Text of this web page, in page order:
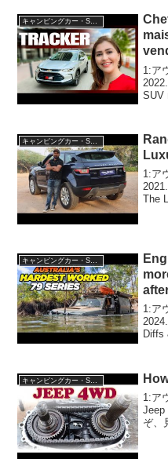
画は
キャンピングカー・SUV人気車種
1:ア
SUV
1:ア
The
キャンピングカー・SUV人気車種
1:ア
Diffs
1:ア
Jeep
ぞ、